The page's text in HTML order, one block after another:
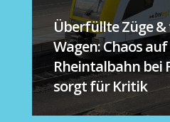
Überfüllte Züge
Wagen: Chaos auf
Rheintalbahn bei
sorgt für Kritik